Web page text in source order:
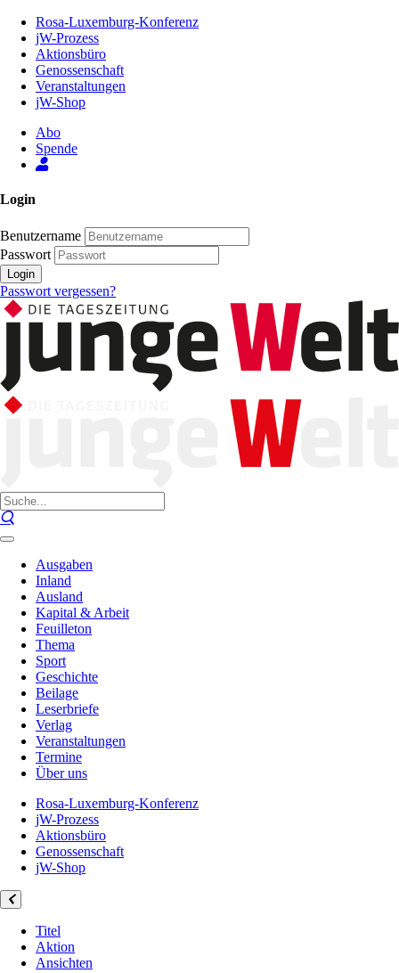
Inhalt
Seite
Rosa-Luxemburg-Konferenz
jW-Prozess
Aktionsbüro
Genossenschaft
Veranstaltungen
jW-Shop
Abo
Spende
Login
Benutzername
Passwort
Login
Passwort vergessen?
Ausgaben
Inland
Ausland
Kapital & Arbeit
Feuilleton
Thema
Sport
Geschichte
Beilage
Leserbriefe
Verlag
Veranstaltungen
Termine
Über uns
Rosa-Luxemburg-Konferenz
jW-Prozess
Aktionsbüro
Genossenschaft
jW-Shop
Titel
Aktion
Ansichten